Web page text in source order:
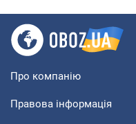
Про компанію
Правова інформація